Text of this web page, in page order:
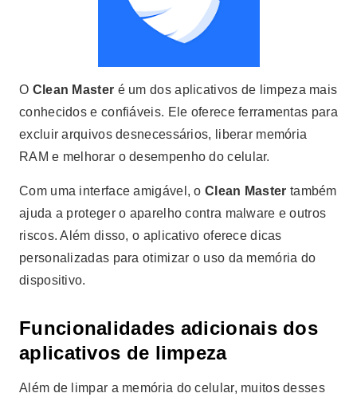
O Clean Master é um dos aplicativos de limpeza mais
conhecidos e confiáveis. Ele oferece ferramentas para
excluir arquivos desnecessários, liberar memória
RAM e melhorar o desempenho do celular.
Com uma interface amigável, o Clean Master também
ajuda a proteger o aparelho contra malware e outros
riscos. Além disso, o aplicativo oferece dicas
personalizadas para otimizar o uso da memória do
dispositivo.
Funcionalidades adicionais dos
aplicativos de limpeza
Além de limpar a memória do celular, muitos desses